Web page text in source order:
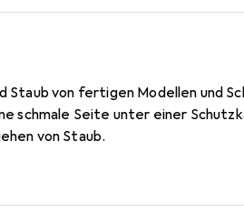
von fertigen Modellen und
schmale Seite unter einer
von Staub.